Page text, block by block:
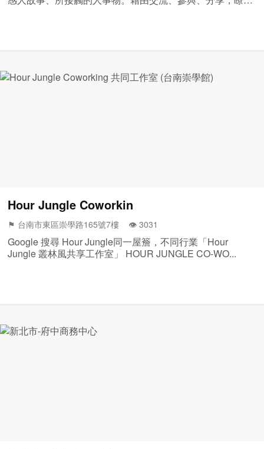
Hour Jungle Coworkin
⚑ 台南市東區崇學路165號7樓 👁️‍ 3031
Google 搜尋 Hour Jungle同一屋簷，不同行業「Hour
Jungle 叢林風共享工作室」 HOUR JUNGLE CO-WO...